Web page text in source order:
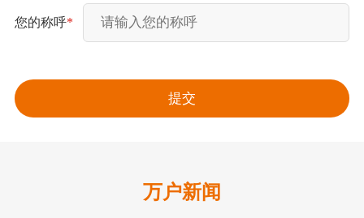
您的称呼*
万户新闻